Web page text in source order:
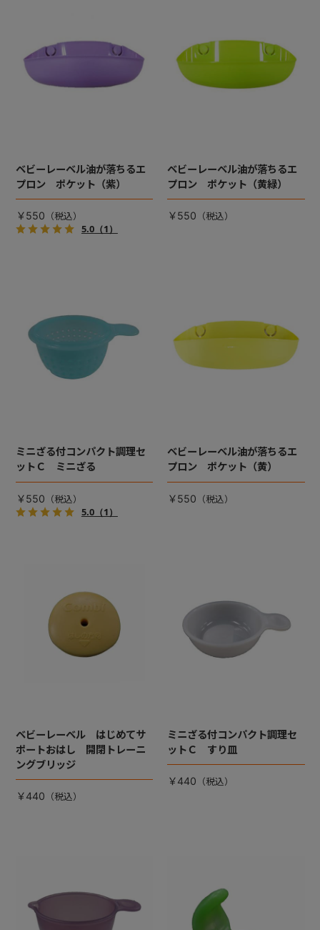
ベビーレーベル油が落ちるエ
プロン ポケット（紫）
￥550
5.0（1）
ベビーレーベル油が落ちるエ
プロン ポケット（黄緑）
￥550
ミニざる付コンパクト調理セ
ットＣ ミニざる
￥550
5.0（1）
ベビーレーベル油が落ちるエ
プロン ポケット（黄）
￥550
ベビーレーベル はじめてサ
ポートおはし 開閉トレーニ
ングブリッジ
￥440
ミニざる付コンパクト調理セ
ットＣ すり皿
￥440